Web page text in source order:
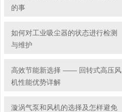
的事
如何对工业吸尘器的状态进行检测
与维护
高效节能新选择 —— 回转式高压风
机性能优势详解
漩涡气泵和风机的选择及怎样避免